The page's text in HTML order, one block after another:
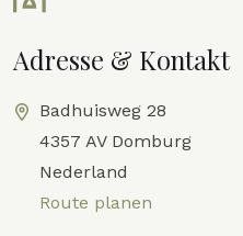
Adresse & Kontakt
Badhuisweg 28
4357 AV Domburg
Nederland
Route planen